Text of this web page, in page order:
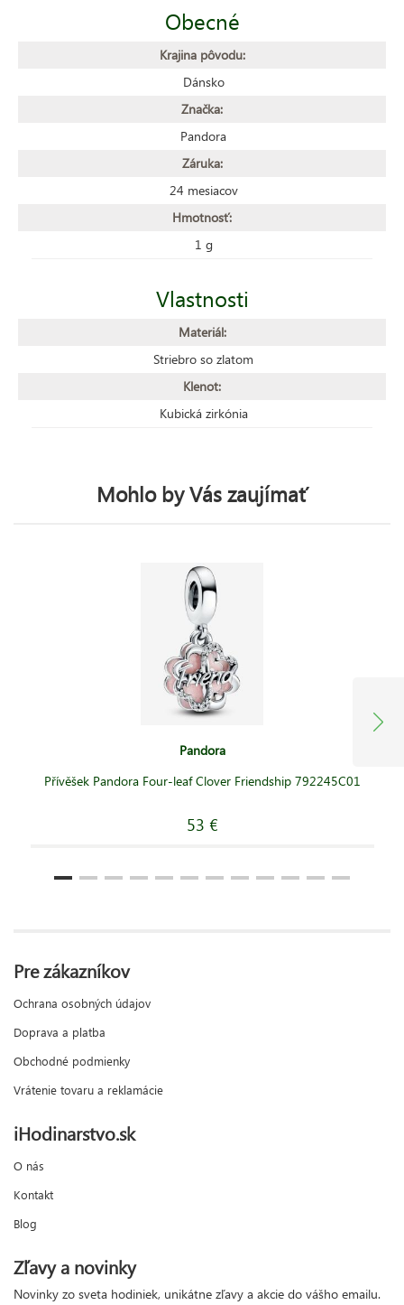
Obecné
Krajina pôvodu:
Dánsko
Značka:
Pandora
Záruka:
24 mesiacov
Hmotnosť:
1 g
Vlastnosti
Materiál:
Striebro so zlatom
Klenot:
Kubická zirkónia
Mohlo by Vás zaujímať
Pandora
Přívěšek Pandora Four-leaf Clover Friendship 792245C01
53 €
Pre zákazníkov
Ochrana osobných údajov
Doprava a platba
Obchodné podmienky
Vrátenie tovaru a reklamácie
iHodinarstvo.sk
O nás
Kontakt
Blog
Zľavy a novinky
Novinky zo sveta hodiniek, unikátne zľavy a akcie do vášho emailu.